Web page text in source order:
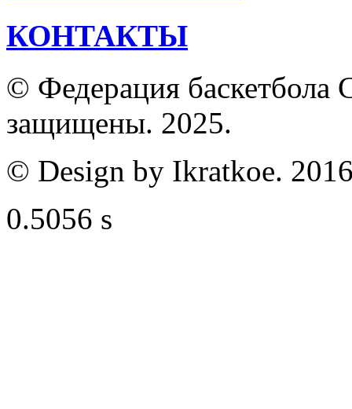
КОНТАКТЫ
© Федерация баскетбола
защищены. 2025.
© Design by Ikratkoe.
0.5056 s